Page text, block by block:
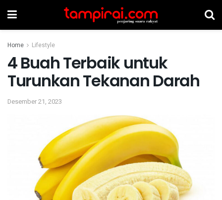
Home Lifestyle
4 Buah Terbaik untuk
Turunkan Tekanan Darah
Desember 21, 2023